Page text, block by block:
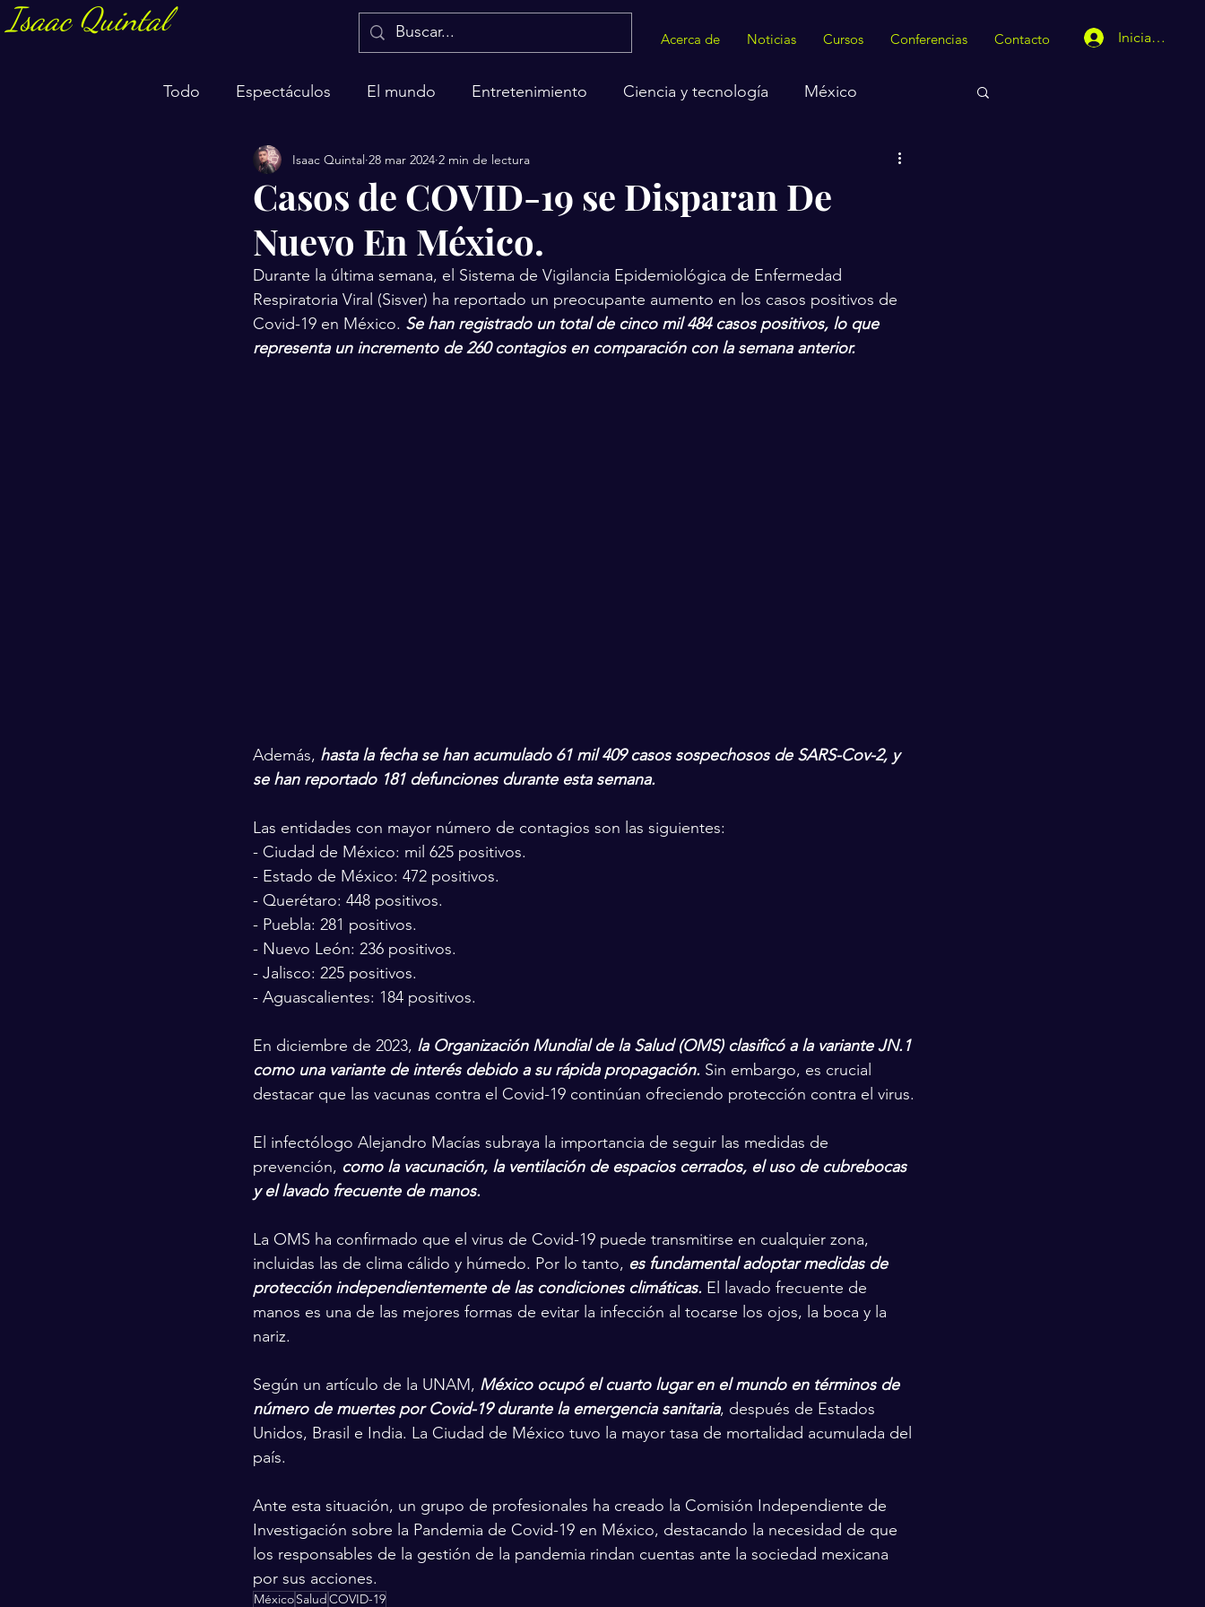
Isaac Quintal
Acerca de Noticias Cursos Conferencias Contacto Iniciar sesión
Todo Espectáculos El mundo Entretenimiento Ciencia y tecnología México
Marketing y negocios Salud
Casos de COVID-19 se Disparan De
Nuevo En México.
Isaac Quintal 28 mar 2024 2 min de lectura
Durante la última semana, el Sistema de Vigilancia Epidemiológica de Enfermedad
Respiratoria Viral (Sisver) ha reportado un preocupante aumento en los casos positivos de
Covid-19 en México. Se han registrado un total de cinco mil 484 casos positivos, lo que
representa un incremento de 260 contagios en comparación con la semana anterior.
Además, hasta la fecha se han acumulado 61 mil 409 casos sospechosos de SARS-Cov-2, y
se han reportado 181 defunciones durante esta semana.
Las entidades con mayor número de contagios son las siguientes:
- Ciudad de México: mil 625 positivos.
- Estado de México: 472 positivos.
- Querétaro: 448 positivos.
- Puebla: 281 positivos.
- Nuevo León: 236 positivos.
- Jalisco: 225 positivos.
- Aguascalientes: 184 positivos.
En diciembre de 2023, la Organización Mundial de la Salud (OMS) clasificó a la variante JN.1
como una variante de interés debido a su rápida propagación. Sin embargo, es crucial
destacar que las vacunas contra el Covid-19 continúan ofreciendo protección contra el virus.
El infectólogo Alejandro Macías subraya la importancia de seguir las medidas de
prevención, como la vacunación, la ventilación de espacios cerrados, el uso de cubrebocas
y el lavado frecuente de manos.
La OMS ha confirmado que el virus de Covid-19 puede transmitirse en cualquier zona,
incluidas las de clima cálido y húmedo. Por lo tanto, es fundamental adoptar medidas de
protección independientemente de las condiciones climáticas. El lavado frecuente de
manos es una de las mejores formas de evitar la infección al tocarse los ojos, la boca y la
nariz.
Según un artículo de la UNAM, México ocupó el cuarto lugar en el mundo en términos de
número de muertes por Covid-19 durante la emergencia sanitaria, después de Estados
Unidos, Brasil e India. La Ciudad de México tuvo la mayor tasa de mortalidad acumulada del
país.
Ante esta situación, un grupo de profesionales ha creado la Comisión Independiente de
Investigación sobre la Pandemia de Covid-19 en México, destacando la necesidad de que
los responsables de la gestión de la pandemia rindan cuentas ante la sociedad mexicana
por sus acciones.
MéxicoSaludCOVID-19